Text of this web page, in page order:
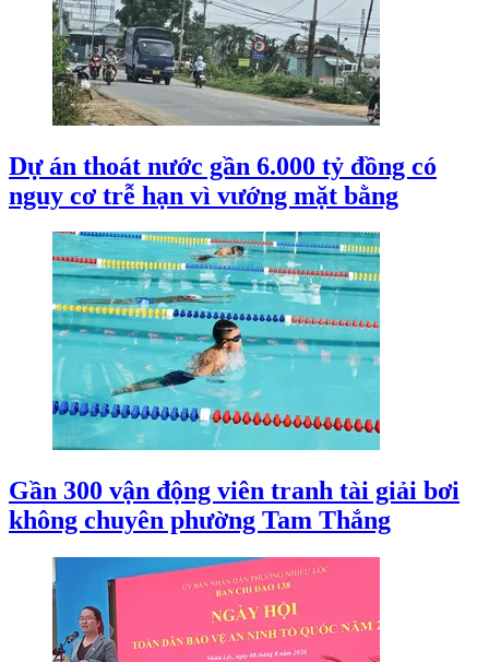
Dự án thoát nước gần 6.000 tỷ đồng có
nguy cơ trễ hạn vì vướng mặt bằng
Gần 300 vận động viên tranh tài giải bơi
không chuyên phường Tam Thắng